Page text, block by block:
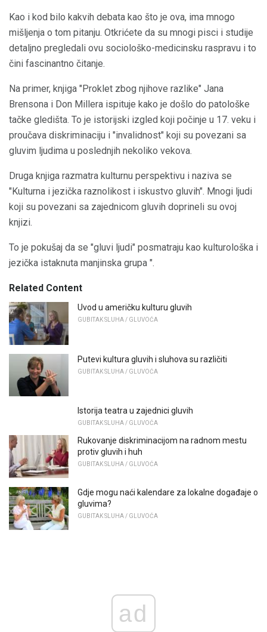
Kao i kod bilo kakvih debata kao što je ova, ima mnogo
mišljenja o tom pitanju. Otkrićete da su mnogi pisci i studije
detaljno pregledali ovu sociološko-medicinsku raspravu i to
čini fascinantno čitanje.
Na primer, knjiga "Proklet zbog njihove razlike" Jana
Brensona i Don Millera ispituje kako je došlo do patološke
tačke gledišta. To je istorijski izgled koji počinje u 17. veku i
proučava diskriminaciju i "invalidnost" koji su povezani sa
gluvim ljudima u poslednjih nekoliko vekova.
Druga knjiga razmatra kulturnu perspektivu i naziva se
"Kulturna i jezička raznolikost i iskustvo gluvih". Mnogi ljudi
koji su povezani sa zajednicom gluvih doprineli su ovoj
knjizi.
To je pokušaj da se "gluvi ljudi" posmatraju kao kulturološka i
jezička istaknuta manjinska grupa ".
Related Content
Uvod u američku kulturu gluvih
GUBITAK SLUHA / GLUVOĆA
Putevi kultura gluvih i sluhova su različiti
GUBITAK SLUHA / GLUVOĆA
Istorija teatra u zajednici gluvih
GUBITAK SLUHA / GLUVOĆA
Rukovanje diskriminacijom na radnom mestu
protiv gluvih i huh
GUBITAK SLUHA / GLUVOĆA
Gdje mogu naći kalendare za lokalne događaje o
gluvima?
GUBITAK SLUHA / GLUVOĆA
ad